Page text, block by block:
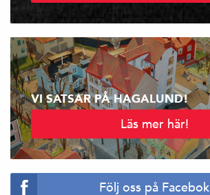
VI SATSAR PÅ HAGALUND!
Läs mer här!
Följ oss på Facebok